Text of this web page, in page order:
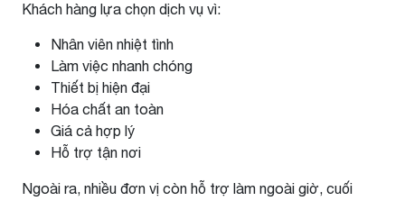
Khách hàng lựa chọn dịch vụ vì:
Nhân viên nhiệt tình
Làm việc nhanh chóng
Thiết bị hiện đại
Hóa chất an toàn
Giá cả hợp lý
Hỗ trợ tận nơi
Ngoài ra, nhiều đơn vị còn hỗ trợ làm ngoài giờ, cuối